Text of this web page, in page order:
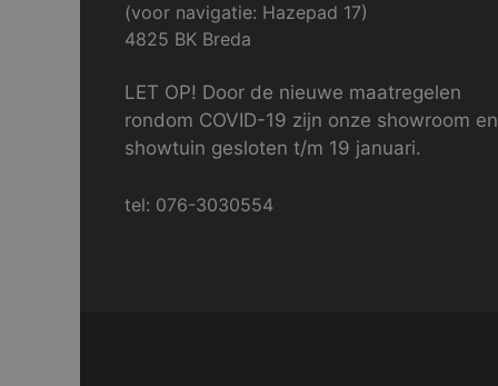
(voor navigatie: Hazepad 17)
4825 BK Breda
LET OP! Door de nieuwe maatregelen
rondom COVID-19 zijn onze showroom en
showtuin gesloten t/m 19 januari.
tel: 076-3030554